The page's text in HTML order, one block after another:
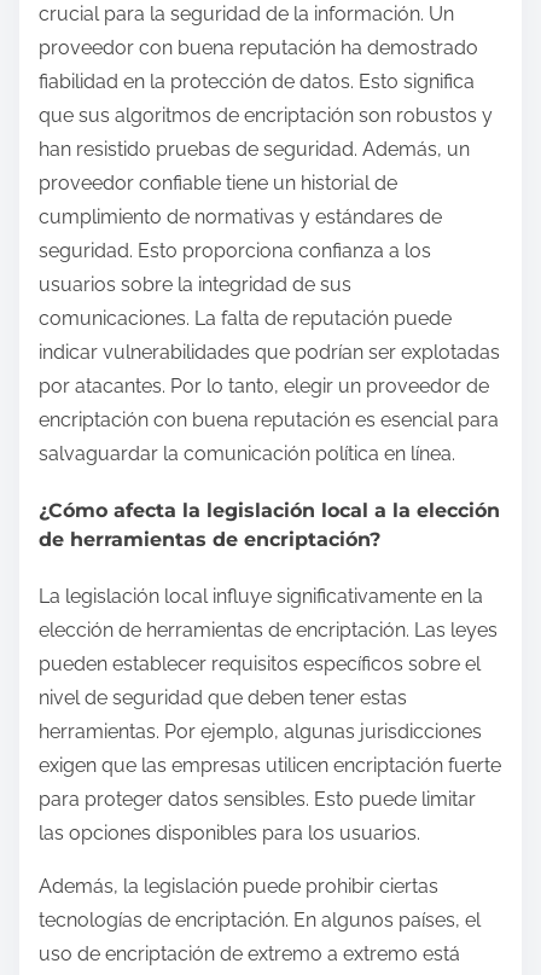
crucial para la seguridad de la información. Un
proveedor con buena reputación ha demostrado
fiabilidad en la protección de datos. Esto significa
que sus algoritmos de encriptación son robustos y
han resistido pruebas de seguridad. Además, un
proveedor confiable tiene un historial de
cumplimiento de normativas y estándares de
seguridad. Esto proporciona confianza a los
usuarios sobre la integridad de sus
comunicaciones. La falta de reputación puede
indicar vulnerabilidades que podrían ser explotadas
por atacantes. Por lo tanto, elegir un proveedor de
encriptación con buena reputación es esencial para
salvaguardar la comunicación política en línea.
¿Cómo afecta la legislación local a la elección
de herramientas de encriptación?
La legislación local influye significativamente en la
elección de herramientas de encriptación. Las leyes
pueden establecer requisitos específicos sobre el
nivel de seguridad que deben tener estas
herramientas. Por ejemplo, algunas jurisdicciones
exigen que las empresas utilicen encriptación fuerte
para proteger datos sensibles. Esto puede limitar
las opciones disponibles para los usuarios.
Además, la legislación puede prohibir ciertas
tecnologías de encriptación. En algunos países, el
uso de encriptación de extremo a extremo está